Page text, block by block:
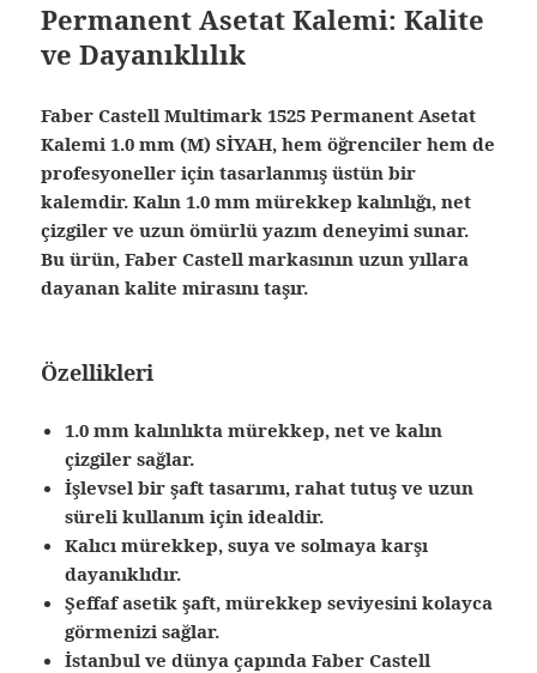
Permanent Asetat Kalemi: Kalite
ve Dayanıklılık
Faber Castell Multimark 1525 Permanent Asetat
Kalemi 1.0 mm (M) SİYAH, hem öğrenciler hem de
profesyoneller için tasarlanmış üstün bir
kalemdir. Kalın 1.0 mm mürekkep kalınlığı, net
çizgiler ve uzun ömürlü yazım deneyimi sunar.
Bu ürün,Faber Castell markasının uzun yıllara
dayanan kalite mirasını taşır.
Özellikleri
1.0 mm kalınlıkta mürekkep, net ve kalın
çizgiler sağlar.
İşlevsel bir şaft tasarımı, rahat tutuş ve uzun
süreli kullanım için idealdir.
Kalıcı mürekkep, suya ve solmaya karşı
dayanıklıdır.
Şeffaf asetik şaft, mürekkep seviyesini kolayca
görmenizi sağlar.
İstanbul ve dünya çapında Faber Castell